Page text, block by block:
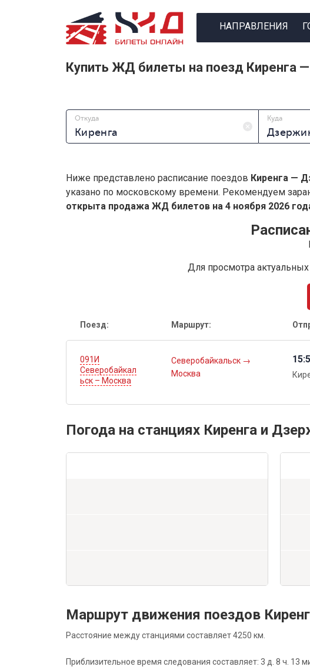
НАПРАВЛЕНИЯ
Купить ЖД билеты на поезд Киренга
Откуда Куда
Ниже представлено расписание поездов Киренга —
указано по московскому времени. Рекомендуем
открыта продажа ЖД билетов на 4 ноября 2026
Для просмотра
Поезд: Маршрут:
091И
Северобайкал
ьск – Москва
Северобайкальск →
Москва
Погода на станциях Киренга и
Маршрут движения поездов
Расстояние между станциями составляет 4250 км.
Приблизительное время следования составляет: 3 д. 8 ч. 13